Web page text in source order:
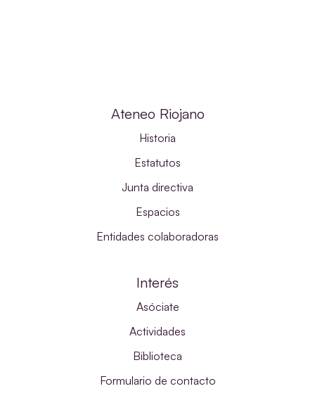
Ateneo Riojano
Historia
Estatutos
Junta directiva
Espacios
Entidades colaboradoras
Interés
Asóciate
Actividades
Biblioteca
Formulario de contacto